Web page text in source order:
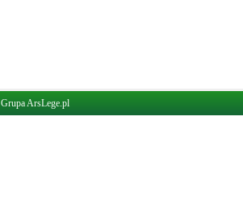
Grupa ArsLege.pl